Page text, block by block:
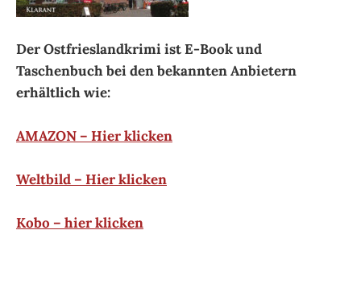
Der Ostfrieslandkrimi ist E-Book und
Taschenbuch bei den bekannten Anbietern
erhältlich wie:
AMAZON – Hier klicken
Weltbild – Hier klicken
Kobo – hier klicken